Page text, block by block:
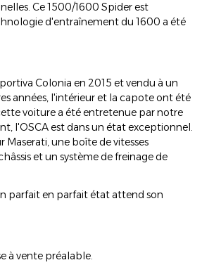
Ce 1500/1600 Spider est
d'entraînement du 1600 a été
Colonia en 2015 et vendu à un
années, l'intérieur et la capote ont été
voiture a été entretenue par notre
l'OSCA est dans un état exceptionnel.
une boîte de vitesses
et un système de freinage de
parfait en parfait état attend son
à vente préalable.